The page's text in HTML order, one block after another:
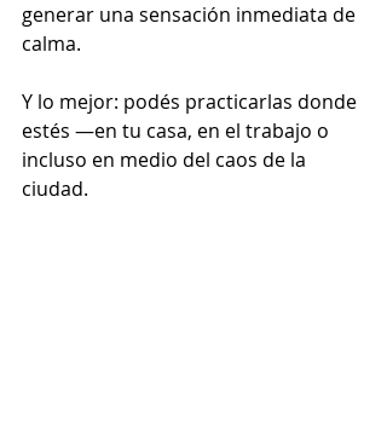
generar una sensación inmediata de
calma.
Y lo mejor: podés practicarlas donde
estés —en tu casa, en el trabajo o
incluso en medio del caos de la
ciudad.